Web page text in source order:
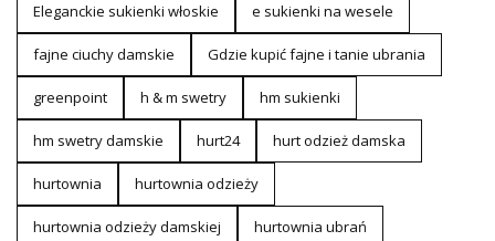
Eleganckie sukienki włoskie e sukienki na wesele
fajne ciuchy damskie Gdzie kupić fajne i tanie ubrania
greenpoint h & m swetry hm sukienki
hm swetry damskie hurt24 hurt odzież damska
hurtownia hurtownia odzieży
hurtownia odzieży damskiej hurtownia ubrań